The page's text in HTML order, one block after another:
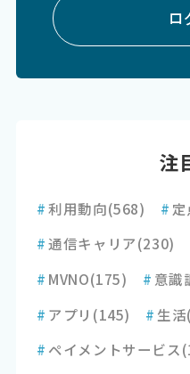
ロ
注
#利用動向(568) #
#通信キャリア(230)
# MVNO(175) # 意識
# アプリ (145) # 生活
# ペイメントサービス